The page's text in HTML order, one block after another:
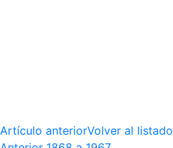
Artículo anteriorVolver al listado